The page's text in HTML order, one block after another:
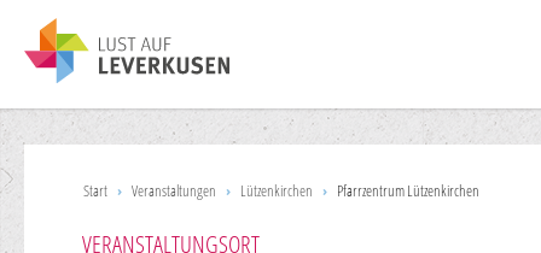
Start › Veranstaltungen › Lützenkirchen › Pfarrzentrum Lützenkirchen
VERANSTALTUNGSORT